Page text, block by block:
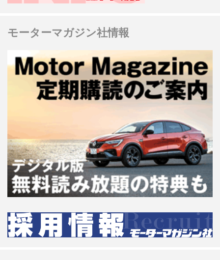
モーターマガジン社情報